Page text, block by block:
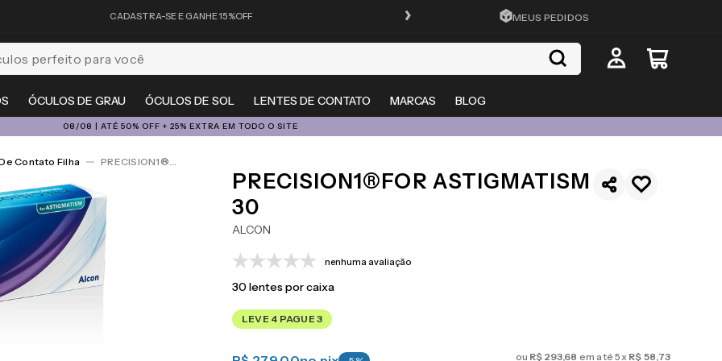
CADASTRA-SE E GANHE 15%OFF FRETE GRÁTIS EM TODO O SITE
MEUS PEDIDOS
ÓCULOS DE GRAU ÓCULOS DE SOL LENTES DE CONTATO MARCAS BLOG
para você
08/08 | ATÉ 50% OFF + 25% EXTRA EM TODO O SITE
Contato Filha PRECISION1®for Astigmatism 30
PRECISION1®FOR ASTIGMATISM
30
ALCON
nenhuma avaliação
30lentes por caixa
LEVE 4 PAGUE 3
ou R$ 293,68 em até5x R$ 58,73